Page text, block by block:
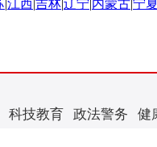
|江西|吉林|辽宁|内蒙古|宁夏
科技教育 政法警务 健